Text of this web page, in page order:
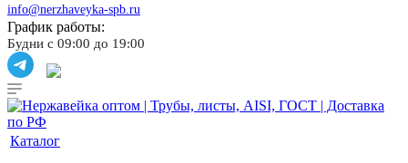
info@nerzhaveyka-spb.ru
График работы:
Будни с 09:00 до 19:00
Каталог